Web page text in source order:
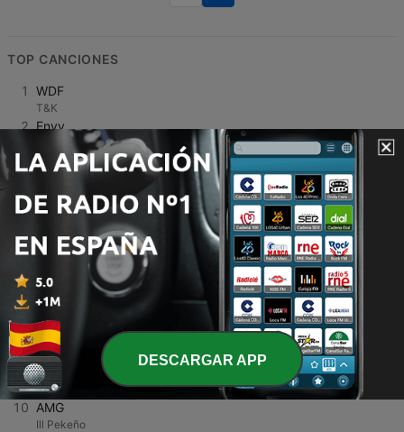
TOP CANCIONES
1 WDF
T&K
2 Envy
Delaossa
Ouh!
4
SFDK
Automelodi
Pequeñas Dosis
Kase.O
7 Nada Cambia (Nada cambia)
Mosstro
8 Uh Mama
Aissa
9 Joyería
Elio Toffana
10 AMG
Ill Pekeño
DESCARGAR APP